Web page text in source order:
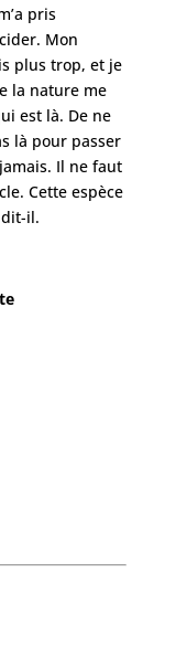
pris
Mon
plus trop, et je
la nature me
est là. De ne
là pour passer
Il ne faut
Cette espèce
il.